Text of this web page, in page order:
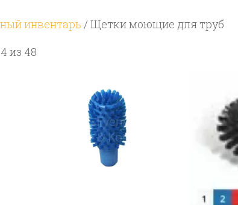
инвентарь / Щетки моющие для труб
из 48